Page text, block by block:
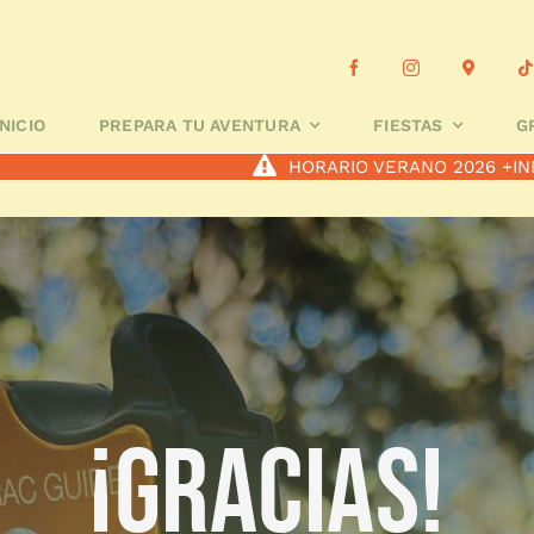
PREPARA TU AVENTURA FIESTAS
HORARIO VERANO 2026
¡GRACIAS!